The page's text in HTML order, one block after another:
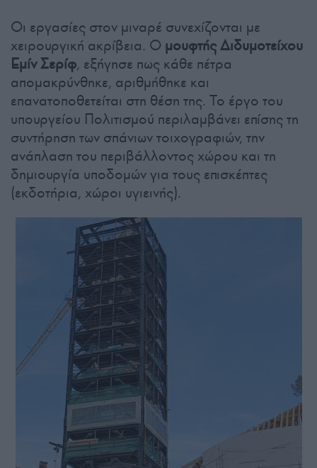
Οι εργασίες στον μιναρέ συνεχίζονται με
χειρουργική ακρίβεια. Ο μουφτής Διδυμοτείχου
Εμίν Σερίφ, εξήγησε πως κάθε πέτρα
απομακρύνθηκε, αριθμήθηκε και
επανατοποθετείται στη θέση της. Το έργο του
υπουργείου Πολιτισμού περιλαμβάνει επίσης τη
συντήρηση των σπάνιων τοιχογραφιών, την
ανάπλαση του περιβάλλοντος χώρου και τη
δημιουργία υποδομών για τους επισκέπτες
(εκδοτήρια, χώροι υγιεινής).